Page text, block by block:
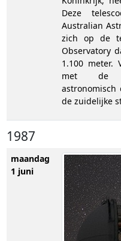
Deze
Australian
zich op de
Observatory
1.100 meter.
met de
astronomisch
de zuidelijke
1987
maandag
1 juni